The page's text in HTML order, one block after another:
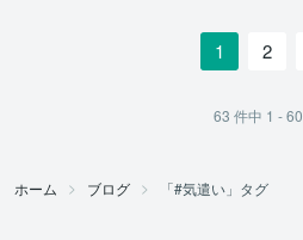
1 2
63 件中 1 - 60
ホーム ブログ 「#気遣い」タグ